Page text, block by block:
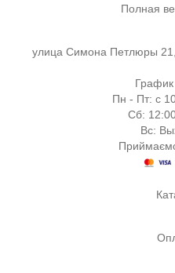
Полная
улица Симона Петлюры
Пн - Пт: с
Сб:
Вс: